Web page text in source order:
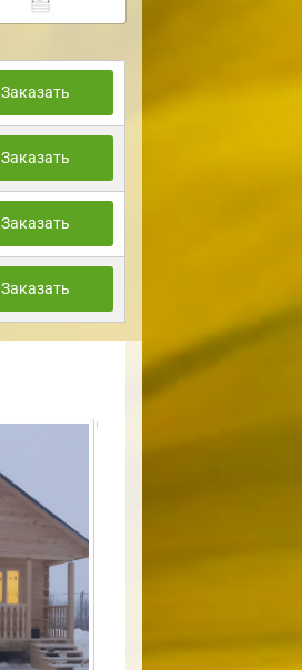
Заказать
Заказать
Заказать
Заказать